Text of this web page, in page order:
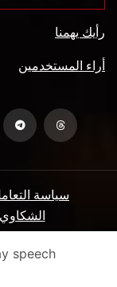
رأيك يهمنا
أراء المستخدمين
سياسة
الشكاوي
ميثاق
speech